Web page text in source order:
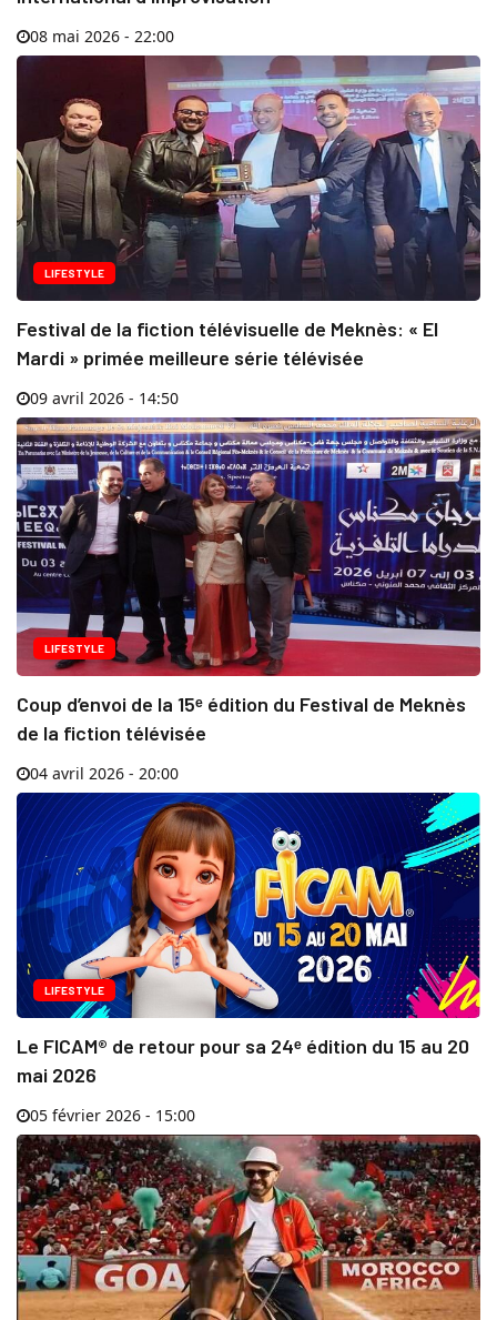
08 mai 2026 - 22:00
LIFESTYLE
Festival de la fiction télévisuelle de Meknès: « El
Mardi » primée meilleure série télévisée
09 avril 2026 - 14:50
LIFESTYLE
Coup d’envoi de la 15ᵉ édition du Festival de Meknès
de la fiction télévisée
04 avril 2026 - 20:00
LIFESTYLE
Le FICAM® de retour pour sa 24ᵉ édition du 15 au 20
mai 2026
05 février 2026 - 15:00